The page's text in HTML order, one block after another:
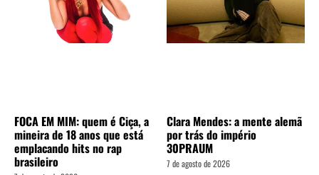
FOCA EM MIM: quem é Ciça, a
mineira de 18 anos que está
emplacando hits no rap
brasileiro
Clara Mendes: a mente alemã
por trás do império
30PRAUM
7 de agosto de 2026